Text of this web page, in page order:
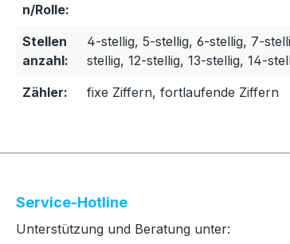
n/Rolle:
Stellen
anzahl:
4-stellig, 5-stellig, 6-stellig, 7-
stellig, 12-stellig, 13-stellig, 14-
Zähler:
fixe Ziffern, fortlaufende Ziffern
Service-Hotline
Unterstützung und Beratung unter: